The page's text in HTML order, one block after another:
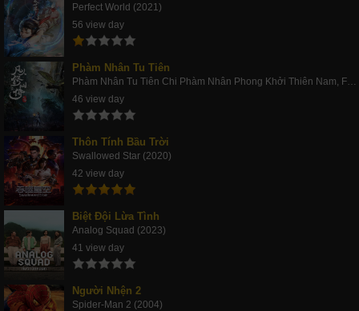
Perfect World (2021)
56 view day
Phàm Nhân Tu Tiên
Phàm Nhân Tu Tiên Chi Phàm Nhân Phong Khởi Thiên Nam, Fan Ren Xiu Xian Zhuan (2020)
46 view day
Thôn Tính Bầu Trời
Swallowed Star (2020)
42 view day
Biệt Đội Lừa Tình
Analog Squad (2023)
41 view day
Người Nhện 2
Spider-Man 2 (2004)